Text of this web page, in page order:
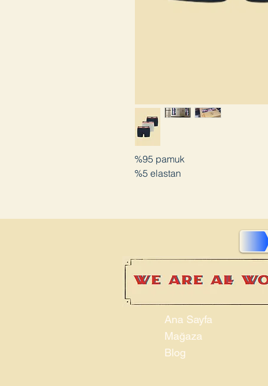
%95 pamuk
%5 elastan
Ana Sayfa
Mağaza
Blog